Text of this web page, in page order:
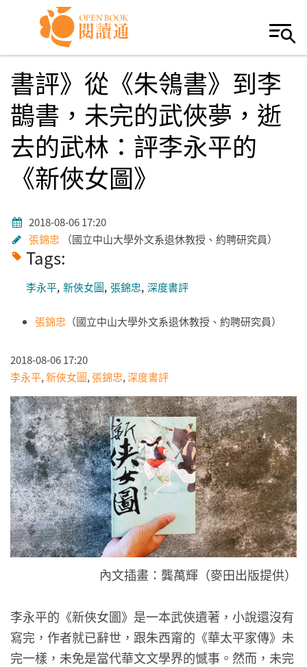
Skip to navigation
移至主內容
書評》從《朱鴒書》到李
鵲書，未完的武俠夢，逝
去的武林：評李永平的
《新俠女圖》
2018-08-06 17:20
張錦忠
國立中山大學外文系退休教授、約聘研究員
Tags:
李永平 新俠女圖 張錦忠 深度書評
張錦忠 （國立中山大學外文系退休教授、約聘研究員）
2018-08-06 17:20
李永平,新俠女圖, 張錦忠,深度書評
內文插畫：龔萬輝（麥田出版提供）
李永平的《新俠女圖》是一本武俠遺著，小說還沒有
寫完，作者就已辭世，跟朱西甯的《華太平家傳》未
完一樣，未免是當代華文文學界的憾事。然而，未完